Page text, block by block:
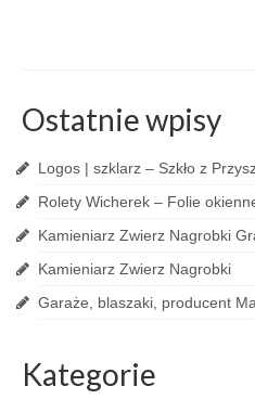
Ostatnie wpisy
Logos | szklarz – Szkło z
Rolety Wicherek – Folie
Kamieniarz Zwierz Nagrobki
Kamieniarz Zwierz Nagrobki
Garaże, blaszaki, producent
Kategorie